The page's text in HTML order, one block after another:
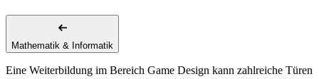
Mathematik & Informatik
Eine Weiterbildung im Bereich Game Design kann zahlreiche Türen